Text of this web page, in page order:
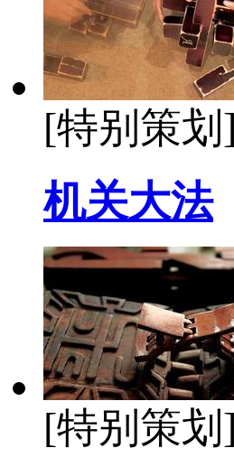
[特别策划]
机关大法
[特别策划]